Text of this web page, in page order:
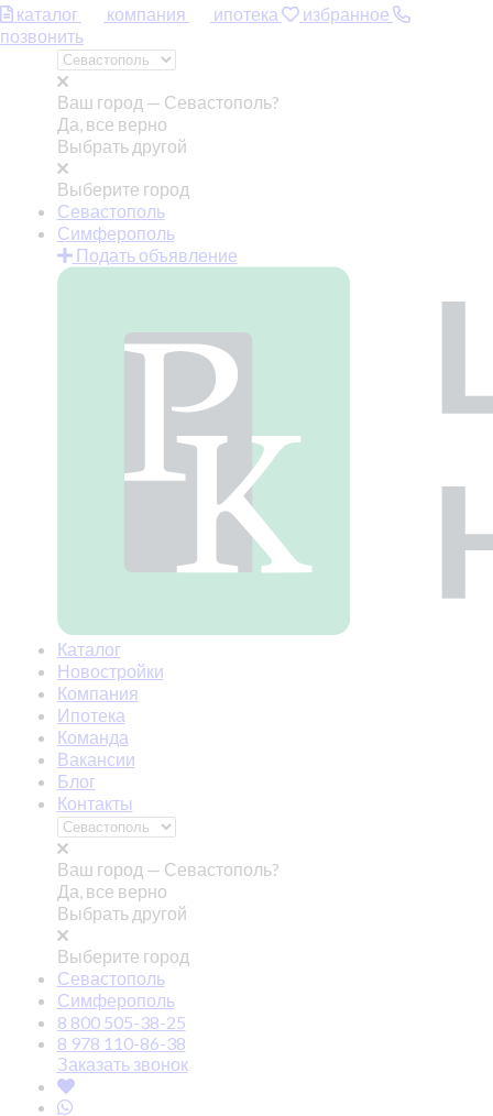
каталог компания ипотека
избранное
позвонить
Ваш город — Севастополь?
Да, все верно
Выбрать другой
Выберите город
Севастополь
Симферополь
Подать объявление
Каталог
Новостройки
Компания
Ипотека
Команда
Вакансии
Блог
Контакты
Ваш город — Севастополь?
Да, все верно
Выбрать другой
Выберите город
Севастополь
Симферополь
8 800 505-38-25
8 978 110-86-38
Заказать звонок